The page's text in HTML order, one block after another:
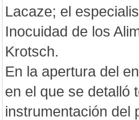
Lacaze; el
Inocuidad de los
Krotsch.
En la apertura del
en el que se detalló
instrumentación del